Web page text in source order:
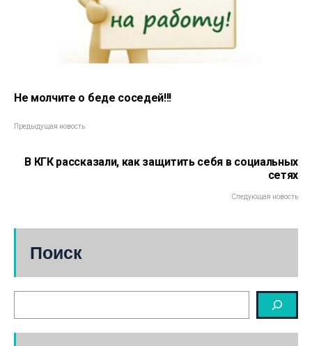
Не молчите о беде соседей!!!
Предыдущая новость
В КГК рассказали, как защитить себя в социальных
сетях
Следующая новость
Поиск